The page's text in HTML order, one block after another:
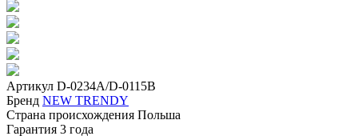
Артикул D-0234A/D-0115B
Бренд NEW TRENDY
Страна происхождения Польша
Гарантия 3 года